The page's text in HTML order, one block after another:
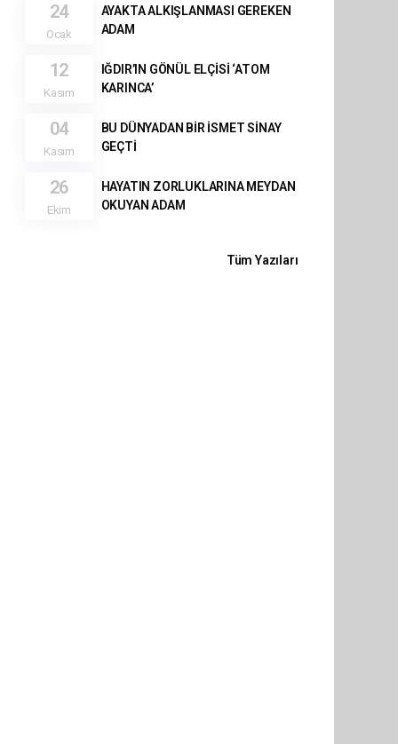
24
Ocak
AYAKTA ALKIŞLANMASI GEREKEN
ADAM
12
Kasım
IĞDIR’IN GÖNÜL ELÇİSİ ‘ATOM
KARINCA’
04
Kasım
BU DÜNYADAN BİR İSMET SİNAY
GEÇTİ
26
Ekim
HAYATIN ZORLUKLARINA MEYDAN
OKUYAN ADAM
Tüm Yazıları